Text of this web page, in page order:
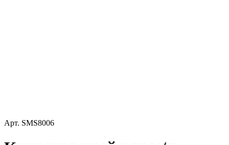
Арт. SMS8006